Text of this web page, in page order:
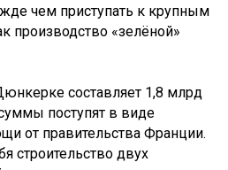
чем приступать к крупным
производство «зелёной»
составляет 1,8 млрд
поступят в виде
от правительства Франции.
строительство двух